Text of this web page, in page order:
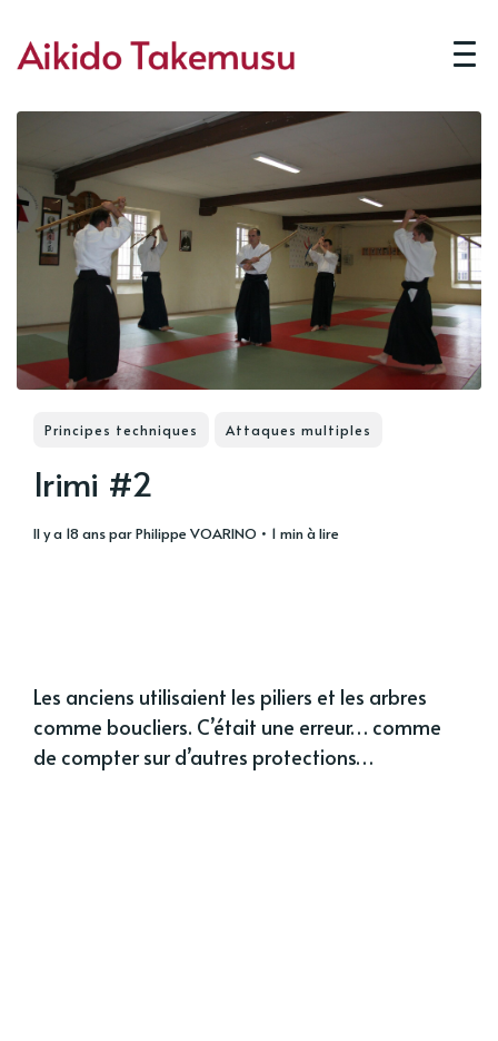
Principes techniques Attaques multiples
Irimi #2
il y a 18 ansparPhilippe VOARINO • 1 min à lire
Les anciens utilisaient les piliers et les arbres
comme boucliers. C’était une erreur… comme
de compter sur d’autres protections…